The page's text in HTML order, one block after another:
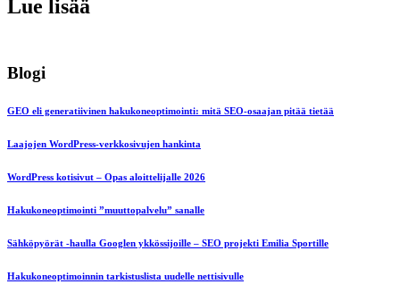
Lue lisää
Blogi
GEO eli generatiivinen hakukoneoptimointi: mitä SEO-osaajan pitää tietää
Laajojen WordPress-verkkosivujen hankinta
WordPress kotisivut – Opas aloittelijalle 2026
Hakukoneoptimointi ”muuttopalvelu” sanalle
Sähköpyörät -haulla Googlen ykkössijoille – SEO projekti Emilia Sportille
Hakukoneoptimoinnin tarkistuslista uudelle nettisivulle